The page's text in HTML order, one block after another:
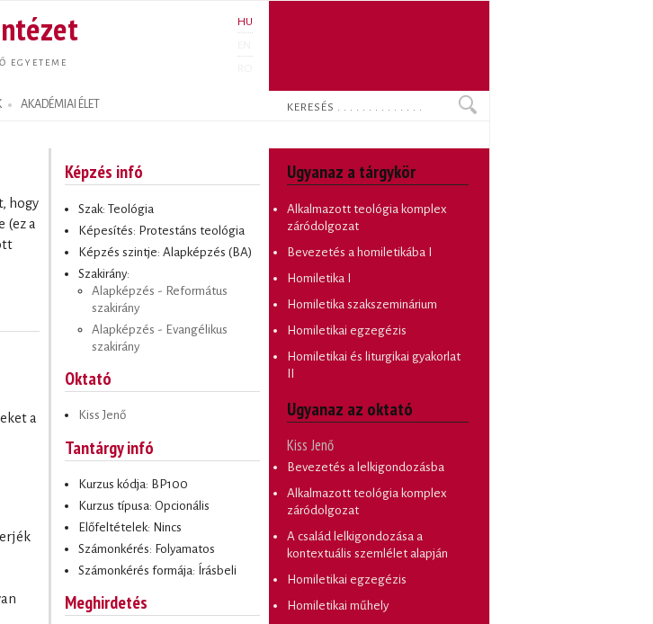
EGYETEME
HU
AKADÉMIAI ÉLET Keresés
hogy
(ez a
a
Képzés infó
Szak: Teológia
Képesítés: Protestáns teológia
Képzés szintje: Alapképzés (BA)
Szakirány:
Alapképzés - Református
szakirány
Alapképzés - Evangélikus
szakirány
Oktató
Kiss Jenő
Tantárgy infó
Kurzus kódja: BP100
Kurzus típusa: Opcionális
Előfeltételek: Nincs
Számonkérés: Folyamatos
Számonkérés formája: Írásbeli
Meghirdetés
Ugyanaz a tárgykör
Alkalmazott teológia komplex
záródolgozat
Bevezetés a homiletikába I
Homiletika I
Homiletika szakszeminárium
Homiletikai egzegézis
Homiletikai és liturgikai gyakorlat
II
Ugyanaz az oktató
Kiss Jenő
Bevezetés a lelkigondozásba
Alkalmazott teológia komplex
záródolgozat
A család lelkigondozása a
kontextuális szemlélet alapján
Homiletikai egzegézis
Homiletikai műhely